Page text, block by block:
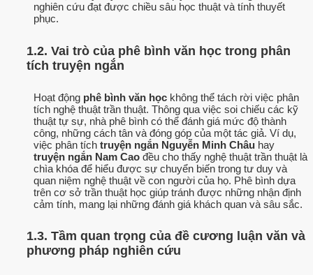
nghiên cứu đạt được chiều sâu học thuật và tính thuyết
phục.
1.2. Vai trò của phê bình văn học trong phân
tích truyện ngắn
Hoạt động phê bình văn học không thể tách rời việc phân
tích nghệ thuật trần thuật. Thông qua việc soi chiếu các kỹ
thuật tự sự, nhà phê bình có thể đánh giá mức độ thành
công, những cách tân và đóng góp của một tác giả. Ví dụ,
việc phân tích truyện ngắn Nguyễn Minh Châu hay
truyện ngắn Nam Cao đều cho thấy nghệ thuật trần thuật là
chìa khóa để hiểu được sự chuyển biến trong tư duy và
quan niệm nghệ thuật về con người của họ. Phê bình dựa
trên cơ sở trần thuật học giúp tránh được những nhận định
cảm tính, mang lại những đánh giá khách quan và sâu sắc.
1.3. Tầm quan trọng của đề cương luận văn và
phương pháp nghiên cứu